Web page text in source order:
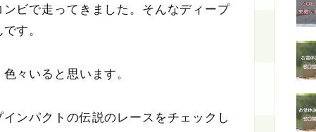
ビで走ってきました。そんなディープ
す。
々いると思います。
ンパクトの伝説のレースをチェックし